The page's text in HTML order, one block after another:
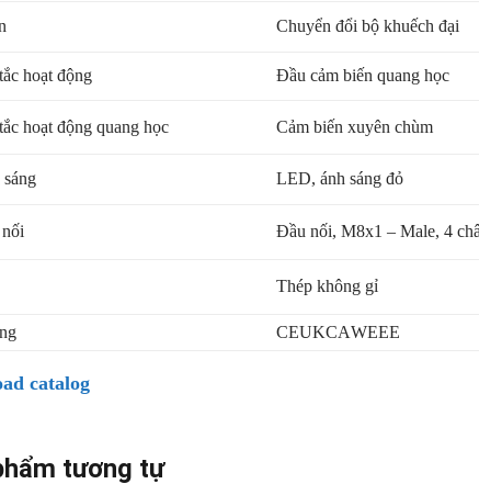
Chuyển đổi bộ khuếch đại
hoạt động Đầu cảm biến quang học
hoạt động quang học Cảm biến xuyên chùm
LED, ánh sáng đỏ
Đầu nối, M8x1 – Male, 4
Thép không gỉ
CEUKCAWEEE
catalog
tương tự